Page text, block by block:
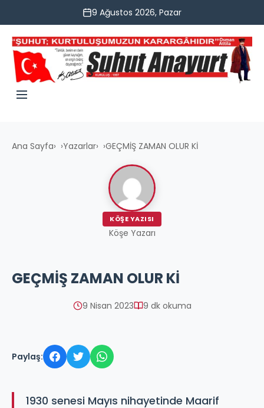
9 Ağustos 2026, Pazar
Ana Sayfa› Yazarlar› GEÇMİŞ ZAMAN OLUR Kİ
KÖŞE YAZISI
Köşe Yazarı
GEÇMİŞ ZAMAN OLUR Kİ
9 Nisan 2023 9 dk okuma
Paylaş:
1930 senesi Mayıs nihayetinde Maarif